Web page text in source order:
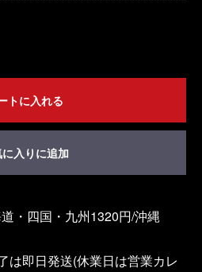
トに入れる
に入りに追加
・四国・九州1320円/沖縄
は即日発送(休業日は営業カレ